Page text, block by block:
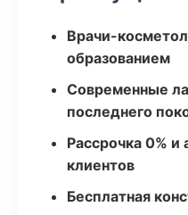
Врачи-
образованием
Современные
последнего
Рассрочка 0%
клиентов
Бесплатная